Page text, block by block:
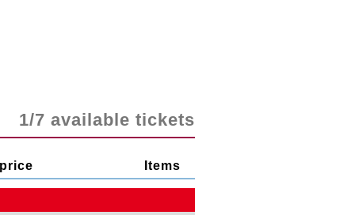
1/7 available tickets
Items